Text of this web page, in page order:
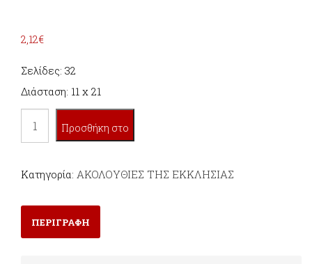
2,12€
Σελίδες: 32
Διάσταση: 11 x 21
ΑΚΟΛΟΥΘΙΑ
ΤΗΣ
ΜΕΤΑΛΗΨΕΩΣ
ποσότητα
Προσθήκη στο
Κατηγορία: ΑΚΟΛΟΥΘΙΕΣ ΤΗΣ ΕΚΚΛΗΣΙΑΣ
ΠΕΡΙΓΡΑΦΗ